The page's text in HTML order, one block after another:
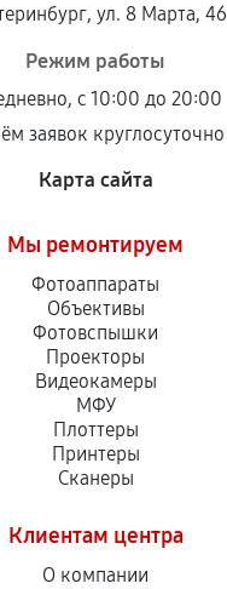
ул. 8 Марта, 46
Режим работы
с 10:00 до 20:00
заявок круглосуточно
Карта сайта
Мы ремонтируем
Фотоаппараты
Объективы
Фотовспышки
Проекторы
Видеокамеры
МФУ
Плоттеры
Принтеры
Сканеры
Клиентам центра
О компании